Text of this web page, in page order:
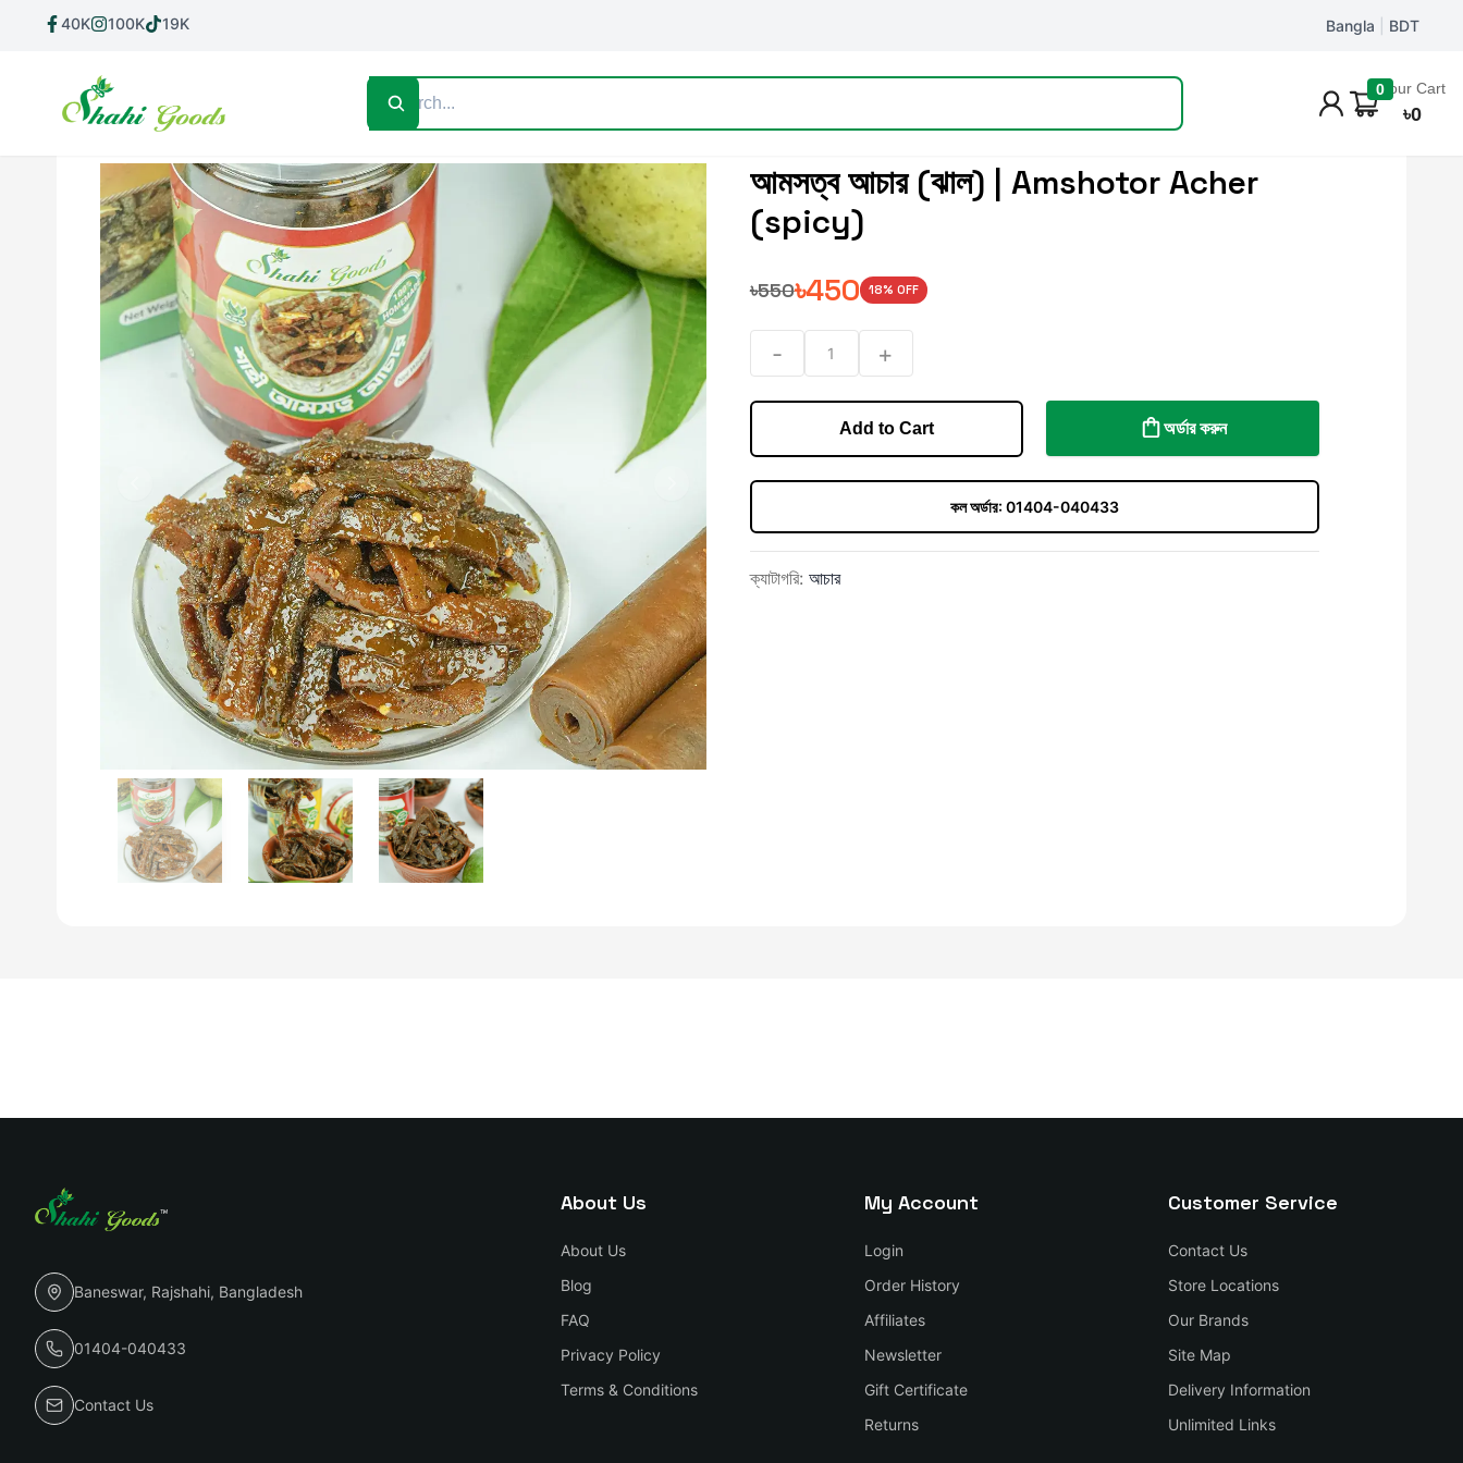
40K 100K 19K Bangla BDT
0Your Cart
৳0
Home Shop All Track Order
Previous slide
আমসত্ব আচার (ঝাল) | Amshotor Acher
(spicy)
৳550৳450 18% OFF
- 1 +
Add to Cart অর্ডার করুন
কল অর্ডার: 01404-040433
ক্যাটাগরি: আচার
Baneswar, Rajshahi, Bangladesh
01404-040433
Contact Us
About Us
About Us
Blog
FAQ
Privacy Policy
Terms & Conditions
My Account
Login
Order History
Affiliates
Newsletter
Gift Certificate
Returns
Customer Service
Contact Us
Store Locations
Our Brands
Site Map
Delivery Information
Unlimited Links